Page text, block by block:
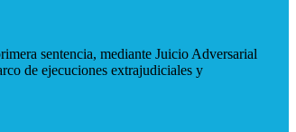
sentencia, mediante Juicio Adversarial
de ejecuciones extrajudiciales y